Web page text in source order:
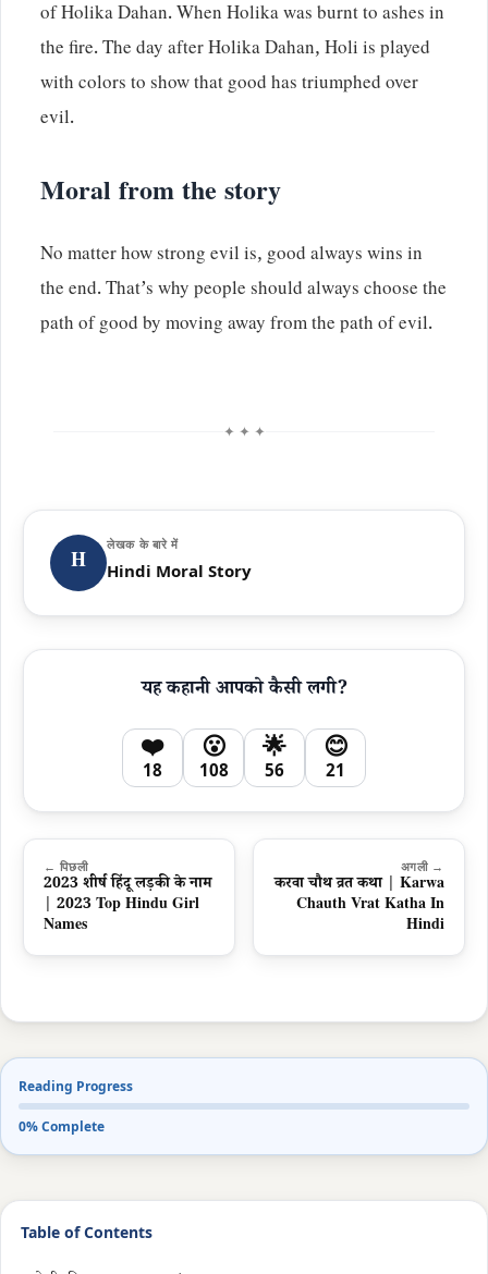
of Holika Dahan. When Holika was burnt to ashes in
the fire. The day after Holika Dahan, Holi is played
with colors to show that good has triumphed over
evil.
Moral from the story
No matter how strong evil is, good always wins in
the end. That’s why people should always choose the
path of good by moving away from the path of evil.
✦ ✦ ✦
H
लेखक के बारे में
Hindi Moral Story
यह कहानी आपको कैसी लगी?
❤️
18
😮
108
🌟
56
😊
21
← पिछली
2023 शीर्ष हिंदू लड़की के नाम
| 2023 Top Hindu Girl
Names
अगली →
करवा चौथ व्रत कथा | Karwa
Chauth Vrat Katha In
Hindi
Reading Progress
0% Complete
Table of Contents